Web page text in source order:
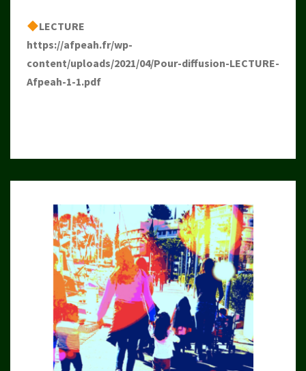
LECTURE
https://afpeah.fr/wp-
content/uploads/2021/04/Pour-diffusion-LECTURE-
Afpeah-1-1.pdf